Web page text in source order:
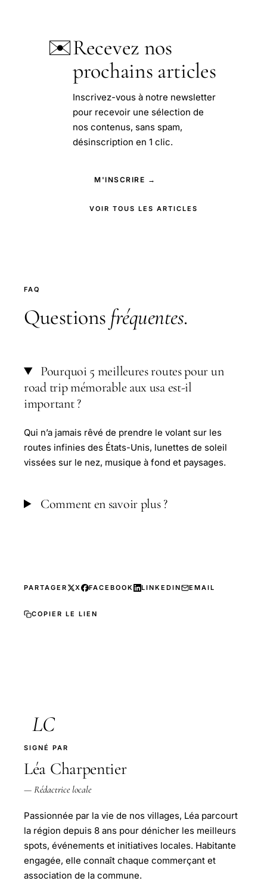
✉️Recevez nos
prochains articles
Inscrivez-vous à notre newsletter
pour recevoir une sélection de
nos contenus, sans spam,
désinscription en 1 clic.
M'INSCRIRE →
VOIR TOUS LES ARTICLES
FAQ
Questions fréquentes.
Pourquoi 5 meilleures routes pour un
road trip mémorable aux usa est-il
important ?
Qui n’a jamais rêvé de prendre le volant sur les
routes infinies des États-Unis, lunettes de soleil
vissées sur le nez, musique à fond et paysages.
Comment en savoir plus ?
PARTAGER X FACEBOOK LINKEDIN EMAIL
COPIER LE LIEN
LC
SIGNÉ PAR
Léa Charpentier
— Rédactrice locale
Passionnée par la vie de nos villages, Léa parcourt
la région depuis 8 ans pour dénicher les meilleurs
spots, événements et initiatives locales. Habitante
engagée, elle connaît chaque commerçant et
association de la commune.